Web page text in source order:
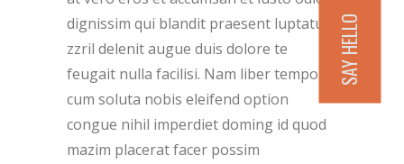
SAY HELLO
dignissim qui blandit praesent luptatum
zzril delenit augue duis dolore te
feugait nulla facilisi. Nam liber tempor
cum soluta nobis eleifend option
congue nihil imperdiet doming id quod
mazim placerat facer possim